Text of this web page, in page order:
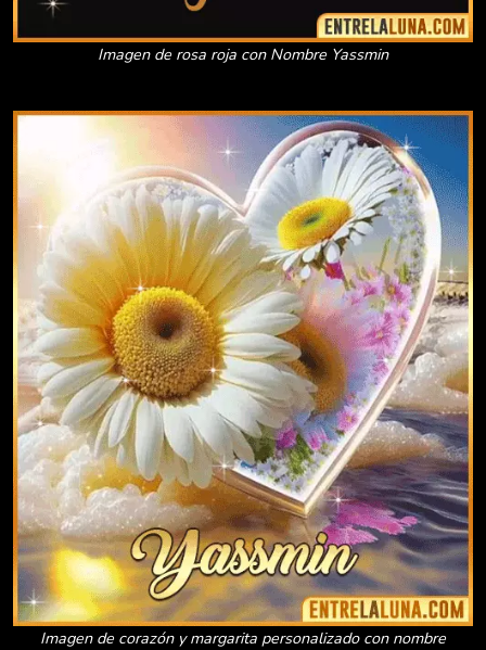
Imagen de rosa roja con Nombre Yassmin
Imagen de corazón y margarita personalizado con nombre